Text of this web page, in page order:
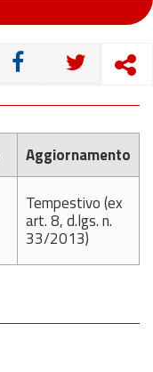
CONDIVIDI
Aggiornamento
Tempestivo (ex
art. 8, d.lgs. n.
33/2013)